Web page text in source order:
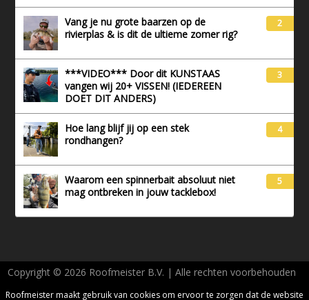
Vang je nu grote baarzen op de
rivierplas & is dit de ultieme zomer rig?
2
***VIDEO*** Door dit KUNSTAAS
vangen wij 20+ VISSEN! (IEDEREEN
DOET DIT ANDERS)
3
Hoe lang blijf jij op een stek
rondhangen?
4
Waarom een spinnerbait absoluut niet
mag ontbreken in jouw tacklebox!
5
Roofmeister maakt gebruik van cookies om ervoor te zorgen dat de website
Copyright © 2026 Roofmeister B.V. | Alle rechten voorbehouden
AVG - Privacy